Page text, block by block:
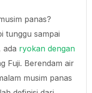
panas?
tunggu sampai
ada ryokan dengan
Fuji. Berendam air
musim panas